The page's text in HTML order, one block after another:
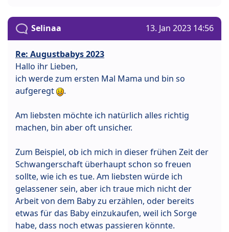
Selinaa 13. Jan 2023 14:56
Re: Augustbabys 2023
Hallo ihr Lieben,
ich werde zum ersten Mal Mama und bin so
aufgeregt
.
Am liebsten möchte ich natürlich alles richtig
machen, bin aber oft unsicher.
Zum Beispiel, ob ich mich in dieser frühen Zeit der
Schwangerschaft überhaupt schon so freuen
sollte, wie ich es tue. Am liebsten würde ich
gelassener sein, aber ich traue mich nicht der
Arbeit von dem Baby zu erzählen, oder bereits
etwas für das Baby einzukaufen, weil ich Sorge
habe, dass noch etwas passieren könnte.